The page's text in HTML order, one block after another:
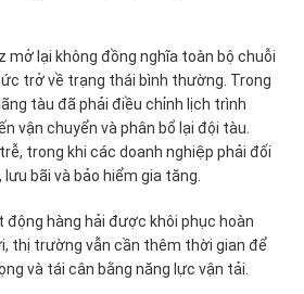
mở lại không đồng nghĩa toàn bộ chuỗi
trở về trạng thái bình thường. Trong
tàu đã phải điều chỉnh lịch trình
vận chuyển và phân bổ lại đội tàu.
trong khi các doanh nghiệp phải đối
bãi và bảo hiểm gia tăng.
động hàng hải được khôi phục hoàn
thị trường vẫn cần thêm thời gian để
và tái cân bằng năng lực vận tải.